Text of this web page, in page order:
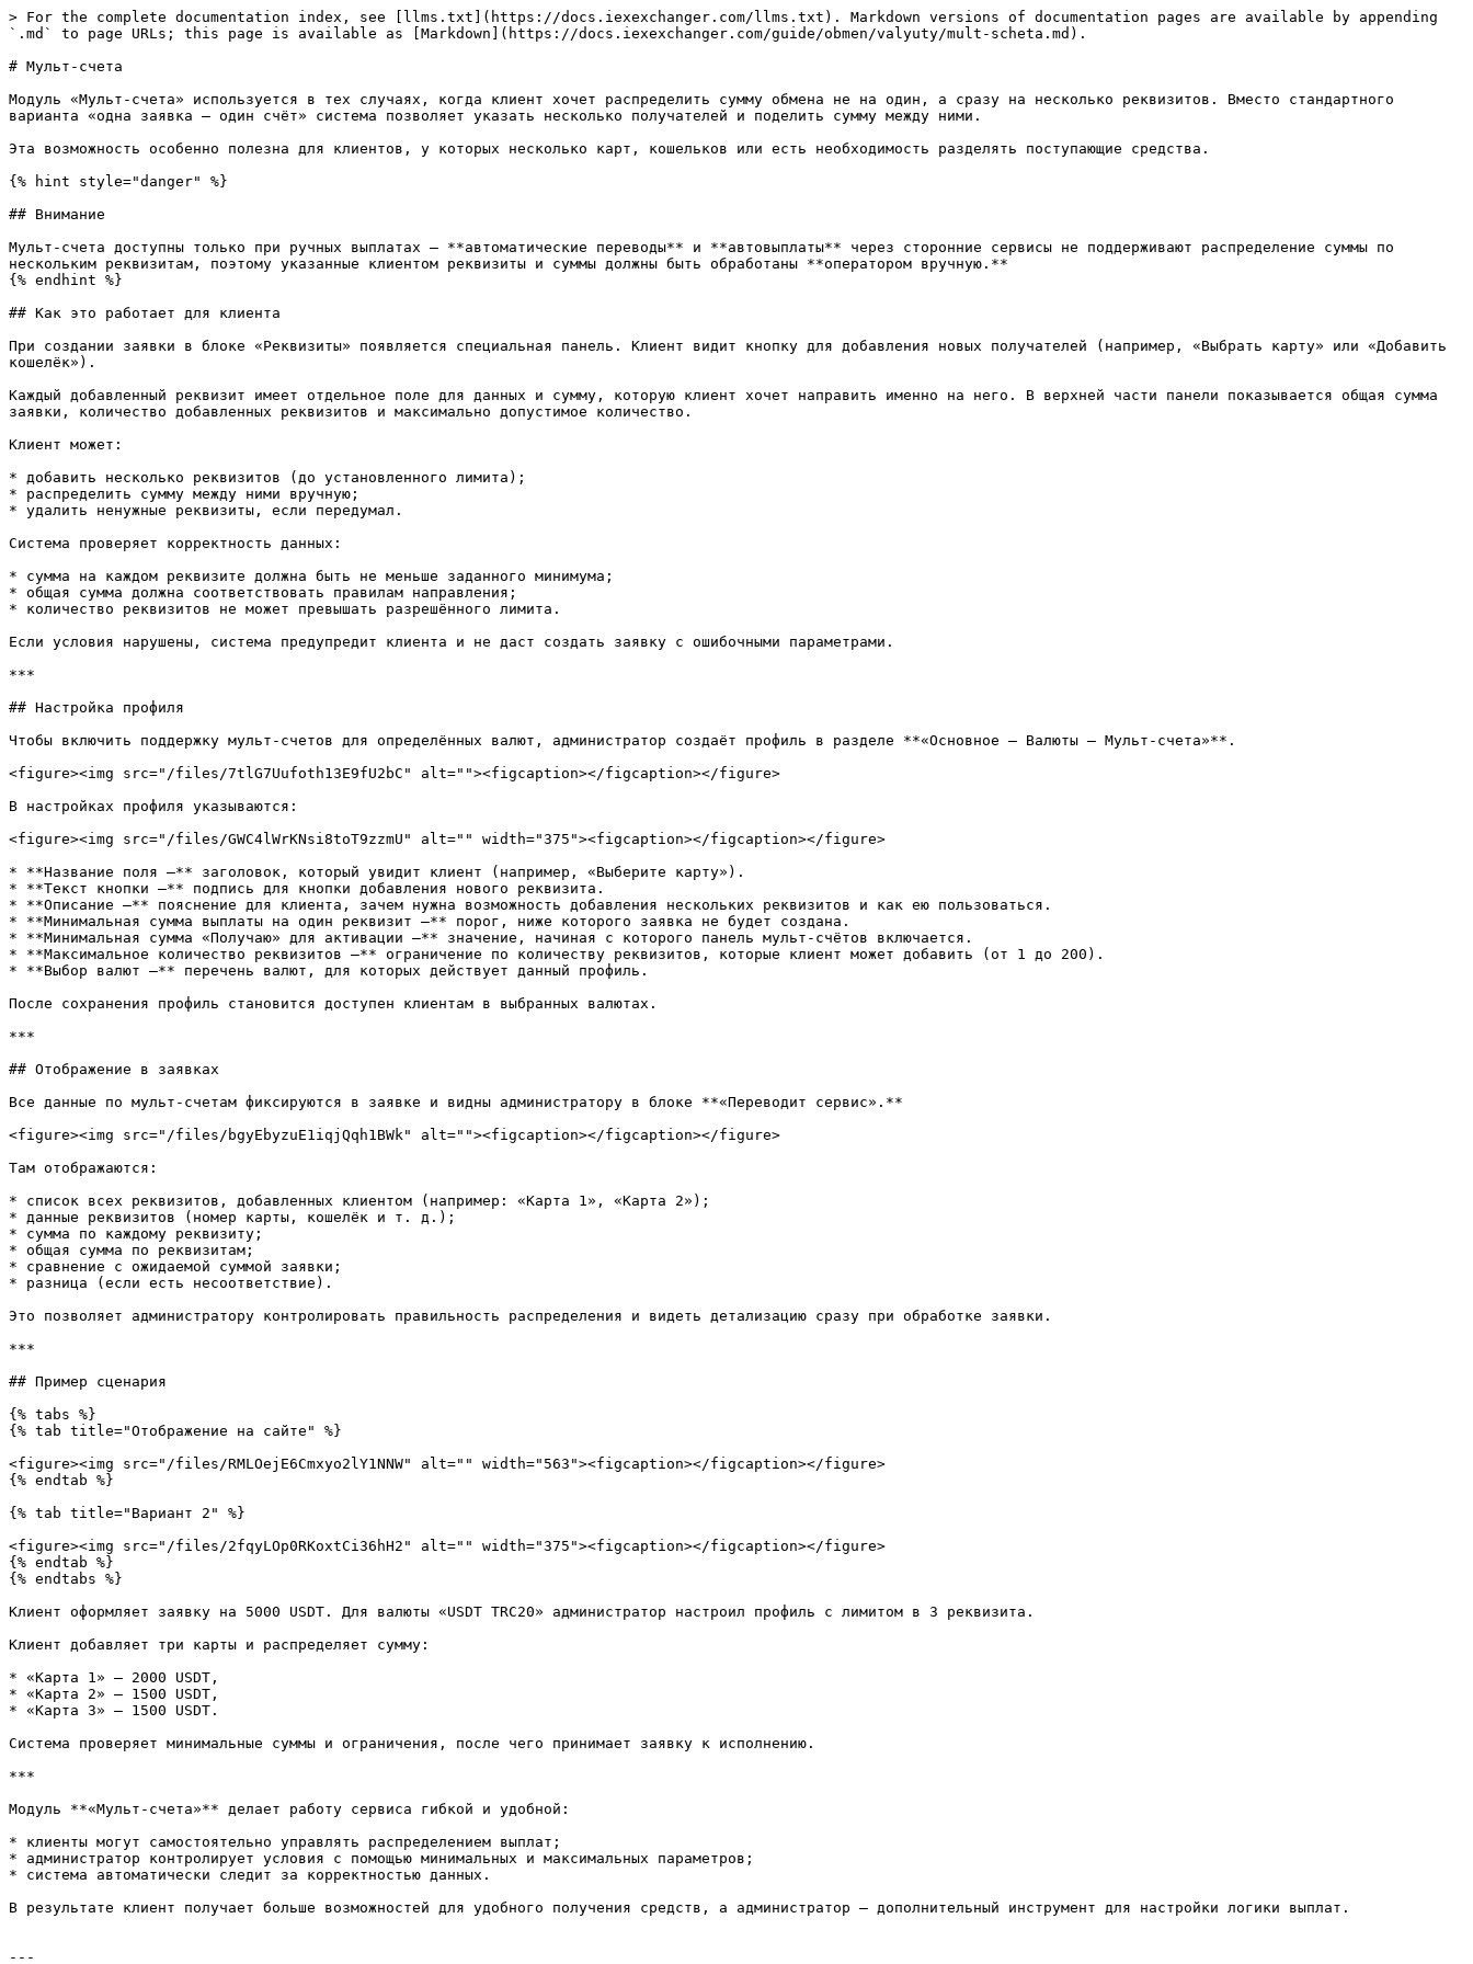
> For the complete documentation index, see [llms.txt](https://docs.iexexchanger.com/llms.txt). Markdown versions of documentation pages are available by appending
`.md` to page URLs; this page is available as [Markdown](https://docs.iexexchanger.com/guide/obmen/valyuty/mult-scheta.md).
# Мульт-счета
Модуль «Мульт-счета» используется в тех случаях, когда клиент хочет распределить сумму обмена не на один, а сразу на несколько реквизитов. Вместо стандартного
варианта «одна заявка — один счёт» система позволяет указать несколько получателей и поделить сумму между ними.
Эта возможность особенно полезна для клиентов, у которых несколько карт, кошельков или есть необходимость разделять поступающие средства.
{% hint style="danger" %}
## Внимание
Мульт-счета доступны только при ручных выплатах — **автоматические переводы** и **автовыплаты** через сторонние сервисы не поддерживают распределение суммы по
нескольким реквизитам, поэтому указанные клиентом реквизиты и суммы должны быть обработаны **оператором вручную.**
{% endhint %}
## Как это работает для клиента
При создании заявки в блоке «Реквизиты» появляется специальная панель. Клиент видит кнопку для добавления новых получателей (например, «Выбрать карту» или «Добавить
кошелёк»).
Каждый добавленный реквизит имеет отдельное поле для данных и сумму, которую клиент хочет направить именно на него. В верхней части панели показывается общая сумма
заявки, количество добавленных реквизитов и максимально допустимое количество.
Клиент может:
* добавить несколько реквизитов (до установленного лимита);
* распределить сумму между ними вручную;
* удалить ненужные реквизиты, если передумал.
Система проверяет корректность данных:
* сумма на каждом реквизите должна быть не меньше заданного минимума;
* общая сумма должна соответствовать правилам направления;
* количество реквизитов не может превышать разрешённого лимита.
Если условия нарушены, система предупредит клиента и не даст создать заявку с ошибочными параметрами.
***
## Настройка профиля
Чтобы включить поддержку мульт-счетов для определённых валют, администратор создаёт профиль в разделе **«Основное — Валюты — Мульт-счета»**.
<figure><img src="/files/7tlG7Uufoth13E9fU2bC" alt=""><figcaption></figcaption></figure>
В настройках профиля указываются:
<figure><img src="/files/GWC4lWrKNsi8toT9zzmU" alt="" width="375"><figcaption></figcaption></figure>
* **Название поля —** заголовок, который увидит клиент (например, «Выберите карту»).
* **Текст кнопки —** подпись для кнопки добавления нового реквизита.
* **Описание —** пояснение для клиента, зачем нужна возможность добавления нескольких реквизитов и как ею пользоваться.
* **Минимальная сумма выплаты на один реквизит —** порог, ниже которого заявка не будет создана.
* **Минимальная сумма «Получаю» для активации —** значение, начиная с которого панель мульт-счётов включается.
* **Максимальное количество реквизитов —** ограничение по количеству реквизитов, которые клиент может добавить (от 1 до 200).
* **Выбор валют —** перечень валют, для которых действует данный профиль.
После сохранения профиль становится доступен клиентам в выбранных валютах.
***
## Отображение в заявках
Все данные по мульт-счетам фиксируются в заявке и видны администратору в блоке **«Переводит сервис».**
<figure><img src="/files/bgyEbyzuE1iqjQqh1BWk" alt=""><figcaption></figcaption></figure>
Там отображаются:
* список всех реквизитов, добавленных клиентом (например: «Карта 1», «Карта 2»);
* данные реквизитов (номер карты, кошелёк и т. д.);
* сумма по каждому реквизиту;
* общая сумма по реквизитам;
* сравнение с ожидаемой суммой заявки;
* разница (если есть несоответствие).
Это позволяет администратору контролировать правильность распределения и видеть детализацию сразу при обработке заявки.
***
## Пример сценария
{% tabs %}
{% tab title="Отображение на сайте" %}
<figure><img src="/files/RMLOejE6Cmxyo2lY1NNW" alt="" width="563"><figcaption></figcaption></figure>
{% endtab %}
{% tab title="Вариант 2" %}
<figure><img src="/files/2fqyLOp0RKoxtCi36hH2" alt="" width="375"><figcaption></figcaption></figure>
{% endtab %}
{% endtabs %}
Клиент оформляет заявку на 5000 USDT. Для валюты «USDT TRC20» администратор настроил профиль с лимитом в 3 реквизита.
Клиент добавляет три карты и распределяет сумму:
* «Карта 1» — 2000 USDT,
* «Карта 2» — 1500 USDT,
* «Карта 3» — 1500 USDT.
Система проверяет минимальные суммы и ограничения, после чего принимает заявку к исполнению.
***
Модуль **«Мульт-счета»** делает работу сервиса гибкой и удобной:
* клиенты могут самостоятельно управлять распределением выплат;
* администратор контролирует условия с помощью минимальных и максимальных параметров;
* система автоматически следит за корректностью данных.
В результате клиент получает больше возможностей для удобного получения средств, а администратор — дополнительный инструмент для настройки логики выплат.
---